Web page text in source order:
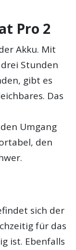
Pro 2
Akku. Mit
Stunden
gibt es
Das
Umgang
den
sich der
für das
ist. Ebenfalls